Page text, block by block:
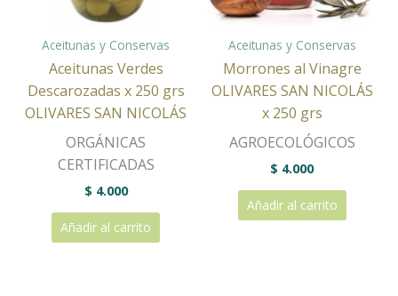
Aceitunas y Conservas
Aceitunas Verdes
Descarozadas x 250 grs
OLIVARES SAN NICOLÁS
ORGÁNICAS
CERTIFICADAS
$ 4.000
Añadir al carrito
Aceitunas y Conservas
Morrones al Vinagre
OLIVARES SAN NICOLÁS
x 250 grs
AGROECOLÓGICOS
$ 4.000
Añadir al carrito